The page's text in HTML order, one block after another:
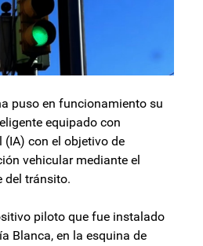
puso en funcionamiento su
equipado con
con el objetivo de
vehicular mediante el
del tránsito.
piloto que fue instalado
Blanca, en la esquina de